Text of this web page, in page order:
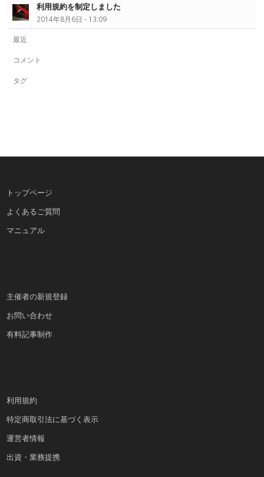
利用規約を制定しました
2014年8月6日 - 13:09
最近
コメント
タグ
トップページ
よくあるご質問
マニュアル
主催者の新規登録
お問い合わせ
有料記事制作
利用規約
特定商取引法に基づく表示
運営者情報
出資・業務提携